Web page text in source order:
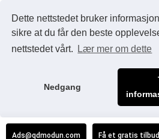
Dette nettstedet bruker
sikre at du får den beste
nettstedet vårt.
Lær mer om dette
Nedgang
Ads@qdmodun.com Få et gratis tilbud